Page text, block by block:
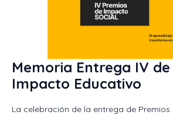
Memoria Entrega IV
Impacto Educativo
La celebración de la entrega de